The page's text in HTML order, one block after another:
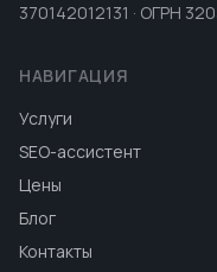
370142012131 · ОГРН
НАВИГАЦИЯ
Услуги
SEO-ассистент
Цены
Блог
Контакты